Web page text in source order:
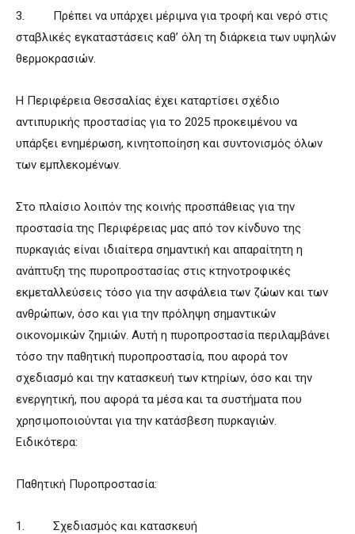
3. Πρέπει να υπάρχει μέριμνα για τροφή και νερό στις
σταβλικές εγκαταστάσεις καθ’ όλη τη διάρκεια των υψηλών
θερμοκρασιών.
Η Περιφέρεια Θεσσαλίας έχει καταρτίσει σχέδιο
αντιπυρικής προστασίας για το 2025 προκειμένου να
υπάρξει ενημέρωση, κινητοποίηση και συντονισμός όλων
των εμπλεκομένων.
Στο πλαίσιο λοιπόν της κοινής προσπάθειας για την
προστασία της Περιφέρειας μας από τον κίνδυνο της
πυρκαγιάς είναι ιδιαίτερα σημαντική και απαραίτητη η
ανάπτυξη της πυροπροστασίας στις κτηνοτροφικές
εκμεταλλεύσεις τόσο για την ασφάλεια των ζώων και των
ανθρώπων, όσο και για την πρόληψη σημαντικών
οικονομικών ζημιών. Αυτή η πυροπροστασία περιλαμβάνει
τόσο την παθητική πυροπροστασία, που αφορά τον
σχεδιασμό και την κατασκευή των κτηρίων, όσο και την
ενεργητική, που αφορά τα μέσα και τα συστήματα που
χρησιμοποιούνται για την κατάσβεση πυρκαγιών.
Ειδικότερα:
Παθητική Πυροπροστασία:
1. Σχεδιασμός και κατασκευή